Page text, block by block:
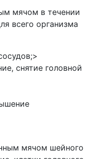
мячом в течении
всего организма
снятие головной
мячом шейного